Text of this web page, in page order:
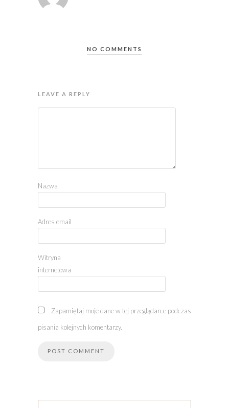
NO COMMENTS
LEAVE A REPLY
Nazwa
Adres email
Witryna
internetowa
Zapamiętaj moje dane w tej przeglądarce podczas
pisania kolejnych komentarzy.